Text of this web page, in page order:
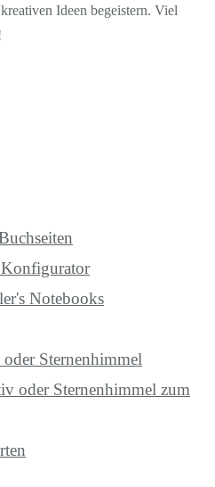
Ideen begeistern. Viel
Notebooks
Sternenhimmel
oder Sternenhimmel zum